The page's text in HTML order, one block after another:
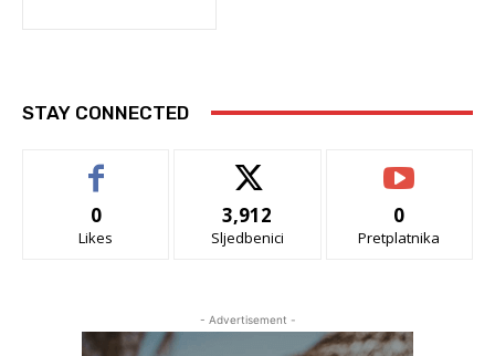
STAY CONNECTED
0
Likes
3,912
Sljedbenici
0
Pretplatnika
- Advertisement -